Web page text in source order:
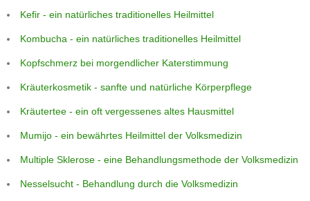
Kefir - ein natürliches traditionelles Heilmittel
Kombucha - ein natürliches traditionelles Heilmittel
Kopfschmerz bei morgendlicher Katerstimmung
Kräuterkosmetik - sanfte und natürliche Körperpflege
Kräutertee - ein oft vergessenes altes Hausmittel
Mumijo - ein bewährtes Heilmittel der Volksmedizin
Multiple Sklerose - eine Behandlungsmethode der Volksmedizin
Nesselsucht - Behandlung durch die Volksmedizin